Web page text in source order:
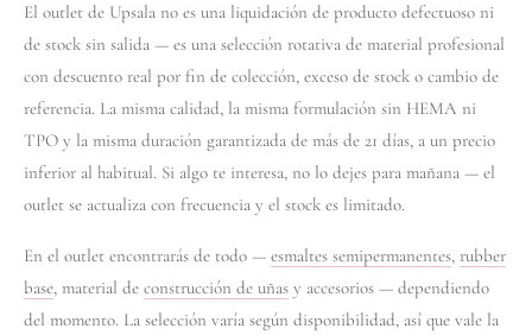
El outlet de Upsala no es una liquidación de producto defectuoso ni
de stock sin salida — es una selección rotativa de material profesional
con descuento real por fin de colección, exceso de stock o cambio de
referencia. La misma calidad, la misma formulación sin HEMA ni
TPO y la misma duración garantizada de más de 21 días, a un precio
inferior al habitual. Si algo te interesa, no lo dejes para mañana — el
outlet se actualiza con frecuencia y el stock es limitado.
En el outlet encontrarás de todo — esmaltes semipermanentes, rubber
base, material de construcción de uñas y accesorios — dependiendo
del momento. La selección varía según disponibilidad, así que vale la